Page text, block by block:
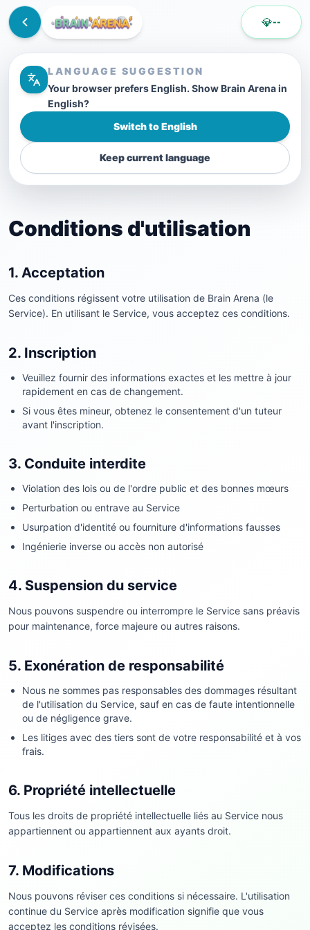
LANGUAGE SUGGESTION
Your browser prefers English. Show Brain Arena in
English?
Switch to English
Keep current language
💎--
Conditions d'utilisation
1. Acceptation
Ces conditions régissent votre utilisation de Brain Arena (le
Service). En utilisant le Service, vous acceptez ces conditions.
2. Inscription
Veuillez fournir des informations exactes et les mettre à jour
rapidement en cas de changement.
Si vous êtes mineur, obtenez le consentement d'un tuteur
avant l'inscription.
3. Conduite interdite
Violation des lois ou de l'ordre public et des bonnes mœurs
Perturbation ou entrave au Service
Usurpation d'identité ou fourniture d'informations fausses
Ingénierie inverse ou accès non autorisé
4. Suspension du service
Nous pouvons suspendre ou interrompre le Service sans préavis
pour maintenance, force majeure ou autres raisons.
5. Exonération de responsabilité
Nous ne sommes pas responsables des dommages résultant
de l'utilisation du Service, sauf en cas de faute intentionnelle
ou de négligence grave.
Les litiges avec des tiers sont de votre responsabilité et à vos
frais.
6. Propriété intellectuelle
Tous les droits de propriété intellectuelle liés au Service nous
appartiennent ou appartiennent aux ayants droit.
7. Modifications
Nous pouvons réviser ces conditions si nécessaire. L'utilisation
continue du Service après modification signifie que vous
acceptez les conditions révisées.